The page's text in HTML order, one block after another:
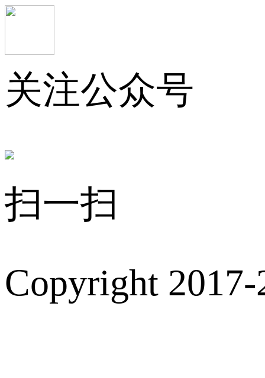
关注公众号
扫一扫
Copyright